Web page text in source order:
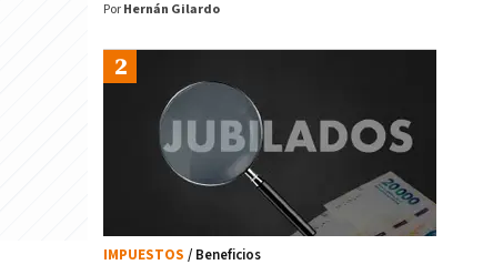
Por Hernán Gilardo
IMPUESTOS / Beneficios